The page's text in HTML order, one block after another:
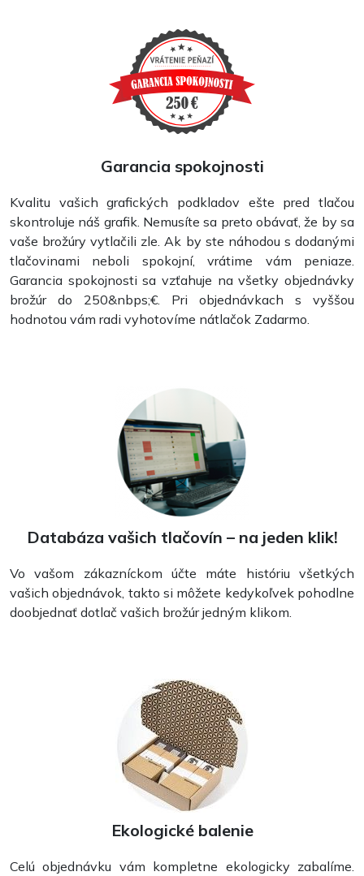
Formuláre
Vizitky
Garancia spokojnosti
Kvalitu vašich grafických podkladov ešte pred tlačou
skontroluje náš grafik. Nemusíte sa preto obávať, že by sa
vaše brožúry vytlačili zle. Ak by ste náhodou s dodanými
tlačovinami neboli spokojní, vrátime vám peniaze.
Garancia spokojnosti sa vzťahuje na všetky objednávky
brožúr do 250&nbps;€. Pri objednávkach s vyššou
hodnotou vám radi vyhotovíme nátlačok Zadarmo.
Databáza vašich tlačovín – na jeden klik!
Vo vašom zákazníckom účte máte históriu všetkých
vašich objednávok, takto si môžete kedykoľvek pohodlne
doobjednať dotlač vašich brožúr jedným klikom.
Ekologické balenie
Celú objednávku vám kompletne ekologicky zabalíme.